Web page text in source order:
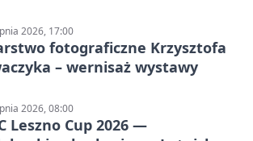
2026, 17:00
fotograficzne Krzysztofa
– wernisaż wystawy
2026, 08:00
Leszno Cup 2026 —